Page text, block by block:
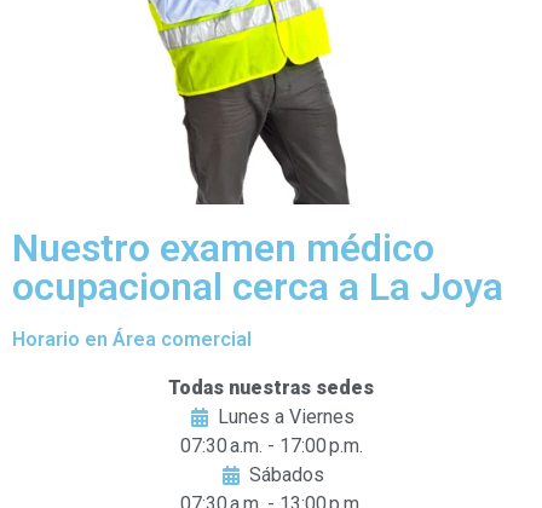
Nuestro examen médico
ocupacional cerca a La Joya
Horario en Área comercial
Todas nuestras sedes
Lunes a Viernes
07:30 a.m. - 17:00 p.m.
Sábados